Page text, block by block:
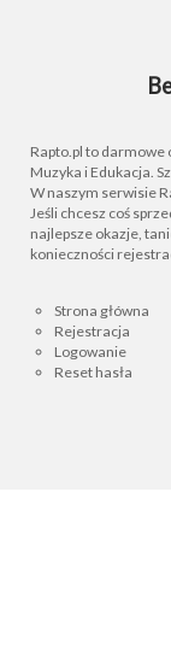
Rapto.pl to darmowe
Muzyka i Edukacja.
W naszym serwisie
Jeśli chcesz coś
najlepsze okazje,
konieczności
Strona główna
Rejestracja
Logowanie
Reset hasła